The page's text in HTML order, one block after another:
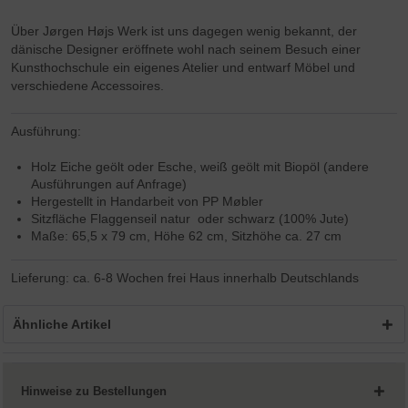
Über Jørgen Højs Werk ist uns dagegen wenig bekannt, der
dänische Designer eröffnete wohl nach seinem Besuch einer
Kunsthochschule ein eigenes Atelier und entwarf Möbel und
verschiedene Accessoires.
Ausführung:
Holz Eiche geölt oder Esche, weiß geölt mit Biopöl (andere
Ausführungen auf Anfrage)
Hergestellt in Handarbeit von PP Møbler
Sitzfläche Flaggenseil natur oder schwarz (100% Jute)
Maße: 65,5 x 79 cm, Höhe 62 cm, Sitzhöhe ca. 27 cm
Lieferung: ca. 6-8 Wochen frei Haus innerhalb Deutschlands
Ähnliche Artikel
Hinweise zu Bestellungen